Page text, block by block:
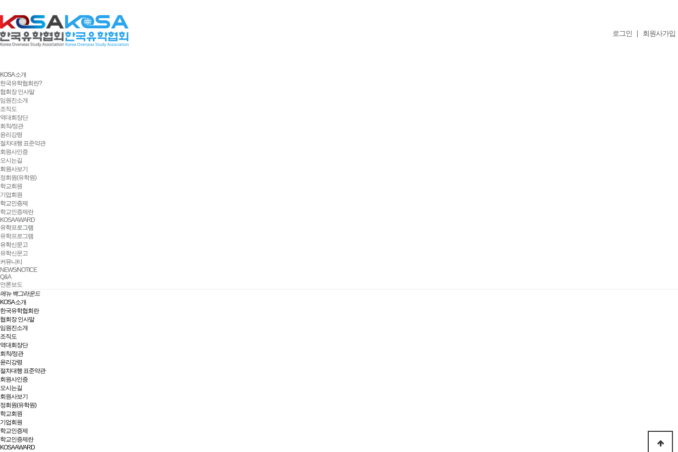
로그인 회원사가입
KOSA 소개
한국유학협회란?
협회장 인사말
임원진소개
조직도
역대회장단
회칙/정관
윤리강령
절차대행 표준약관
회원사인증
오시는길
회원사보기
정회원(유학원)
학교회원
기업회원
학교인증제
학교인증제란
KOSA AWARD
유학프로그램
유학프로그램
유학신문고
유학신문고
커뮤니티
NEWS/NOTICE
Q&A
언론보도
메뉴 백그라운드
KOSA 소개
한국유학협회란
협회장 인사말
임원진소개
조직도
역대회장단
회칙/정관
윤리강령
절차대행 표준약관
회원사인증
오시는길
회원사보기
정회원(유학원)
학교회원
기업회원
학교인증제
학교인증제란
KOSA AWARD
AND OR